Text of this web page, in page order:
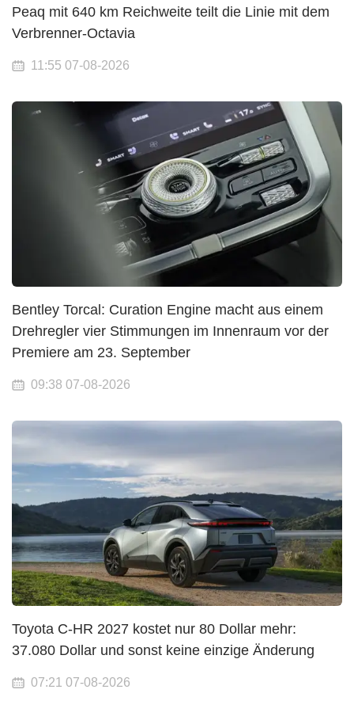
Peaq mit 640 km Reichweite teilt die Linie mit dem
Verbrenner-Octavia
11:55 07-08-2026
Bentley Torcal: Curation Engine macht aus einem
Drehregler vier Stimmungen im Innenraum vor der
Premiere am 23. September
09:38 07-08-2026
Toyota C-HR 2027 kostet nur 80 Dollar mehr:
37.080 Dollar und sonst keine einzige Änderung
07:21 07-08-2026